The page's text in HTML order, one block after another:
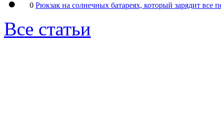
0 Рюкзак на солнечных батареях, который зарядит все
Все статьи